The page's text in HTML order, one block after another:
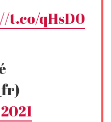
t.co/qHsD0